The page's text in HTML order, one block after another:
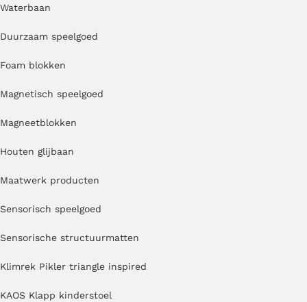
Waterbaan
Duurzaam speelgoed
Foam blokken
Magnetisch speelgoed
Magneetblokken
Houten glijbaan
Maatwerk producten
Sensorisch speelgoed
Sensorische structuurmatten
Klimrek Pikler triangle inspired
KAOS Klapp kinderstoel